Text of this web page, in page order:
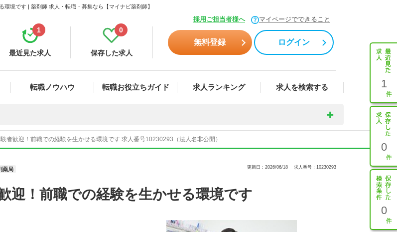
境です | 薬剤師 求人・転職・募集なら【マイナビ薬剤師】
採用ご担当者様へ マイページでできること
最近見た求人
1
保存した求人
0
無料登録 ログイン
転職ノウハウ 転職お役立ちガイド 求人ランキング 求人を検索する 1
0
0
者歓迎！前職での経験を生かせる環境です 求人番号10230293（法人名非公開）
薬局 更新日：2026/06/18 求人番号：10230293
迎！前職での経験を生かせる環境です